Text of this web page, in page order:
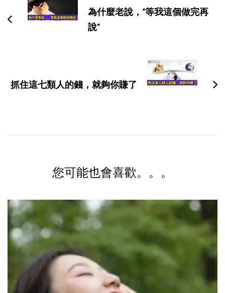
航
為什麼老說，“等我這個做完再
說”
抓住這七類人的錢，就夠你賺了
您可能也會喜歡。。。